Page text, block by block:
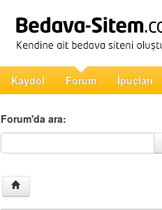
Kaydol Forum İpuçları
Forum'da ara:
Forum'da ara